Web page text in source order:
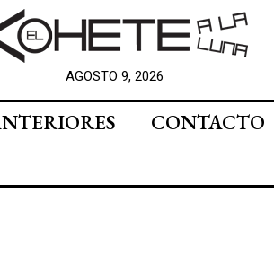
AGOSTO 9, 2026
CONTACTO